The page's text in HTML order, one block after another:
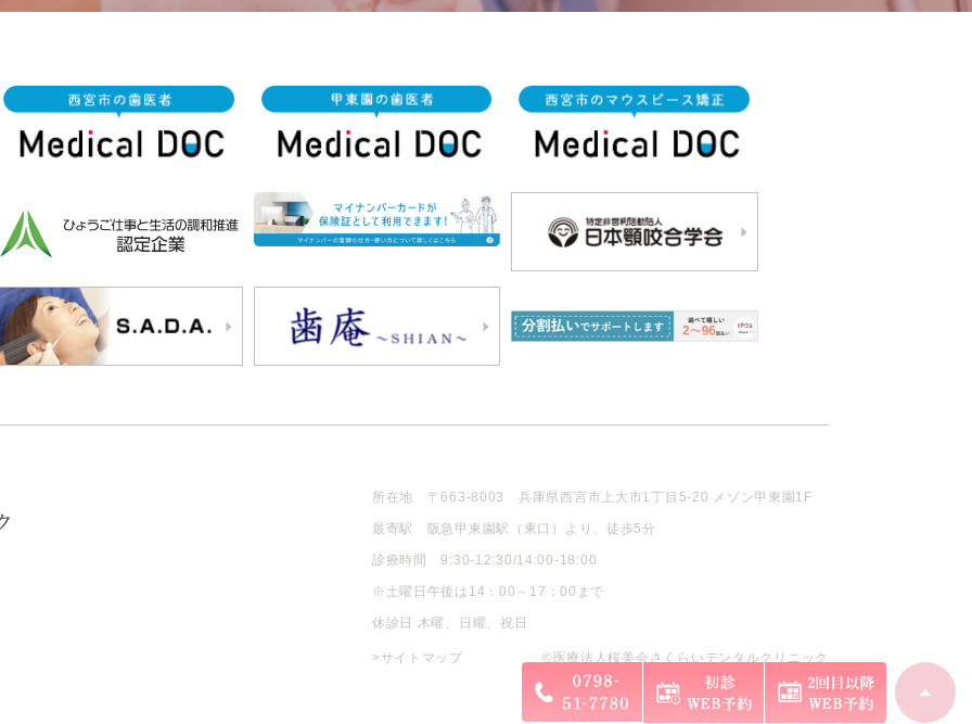
所在地 〒663-8003 兵庫県西宮市上大市1丁目5-20 メゾン甲東園1F
最寄駅 阪急甲東園駅（東口）より、徒歩5分
診療時間 9:30-12:30/14:00-18:00
※土曜日午後は14：00～17：00まで
休診日 木曜、日曜、祝日
>サイトマップ ©医療法人桜美会さくらいデンタルクリニック